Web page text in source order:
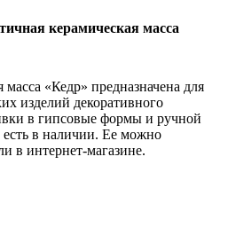
керамическая масса
«Кедр» предназначена для
изделий декоративного
в гипсовые формы и ручной
в наличии. Ее можно
в интернет-магазине.